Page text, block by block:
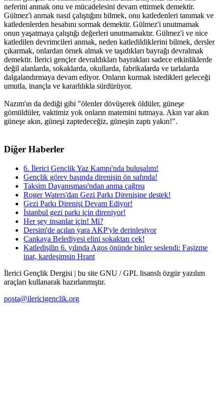
neferini anmak onu ve mücadelesini devam ettirmek demektir.
Gülmez'i anmak nasıl çalıştığını bilmek, onu katledenleri tanımak ve
katledenlerden hesabını sormak demektir. Gülmez'i unutmamak
onun yaşatmaya çalıştığı değerleri unutmamaktır. Gülmez'i ve nice
katledilen devrimcileri anmak, neden katledildiklerini bilmek, dersler
çıkarmak, onlardan örnek almak ve taşıdıkları bayrağı devralmak
demektir. İlerici gençler devraldıkları bayrakları sadece etkinliklerde
değil alanlarda, sokaklarda, okullarda, fabrikalarda ve tarlalarda
dalgalandırmaya devam ediyor. Onların kurmak istedikleri geleceği
umutla, inançla ve kararlılıkla sürdürüyor.
Nazım'ın da dediği gibi "ölenler dövüşerek öldüler, güneşe
gömüldüler, vaktimiz yok onların matemini tutmaya. Akın var akın
güneşe akın, güneşi zaptedeceğiz, güneşin zaptı yakın!".
Diğer Haberler
6. İlerici Gençlik Yaz Kampı'nda buluşalım!
Gençlik görev başında direnişin ön safında!
Taksim Dayanışması'ndan anma çağrısı
Roger Waters'dan Gezi Parkı Direnişine destek!
Gezi Parkı Direnişi Devam Ediyor!
İstanbul gezi parkı için direniyor!
Her şey insanlar için! Mi?
Dersim'de açılan yara AKP'yle derinleşiyor
Çankaya Belediyesi elini sokaktan çek!
Katledişilin 6. yılında Agos önünde binler seslendi: Faşizme
inat, kardeşimsin Hrant
İlerici Gençlik Dergisi | bu site GNU / GPL lisanslı özgür yazılım
araçları kullanarak hazırlanmıştır.
posta@ilericigenclik.org